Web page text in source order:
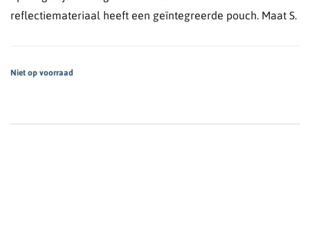
reflectiemateriaal heeft een geïntegreerde pouch. Maat S.
Niet op voorraad